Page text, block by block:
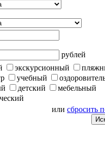
рублей
экскурсионный
учебный
детский
мебельный
или сбросить